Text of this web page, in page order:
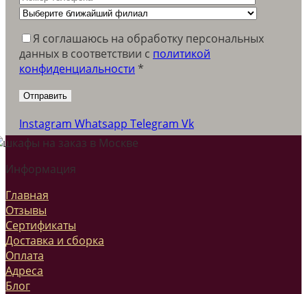
Я соглашаюсь на обработку персональных
данных в соответствии c политикой
конфиденциальности *
Instagram Whatsapp Telegram Vk
Информация
Главная
Отзывы
Сертификаты
Доставка и сборка
Оплата
Адреса
Блог